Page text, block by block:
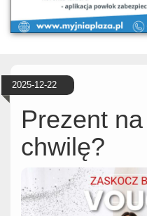
2025-12-22
Prezent
chwilę?